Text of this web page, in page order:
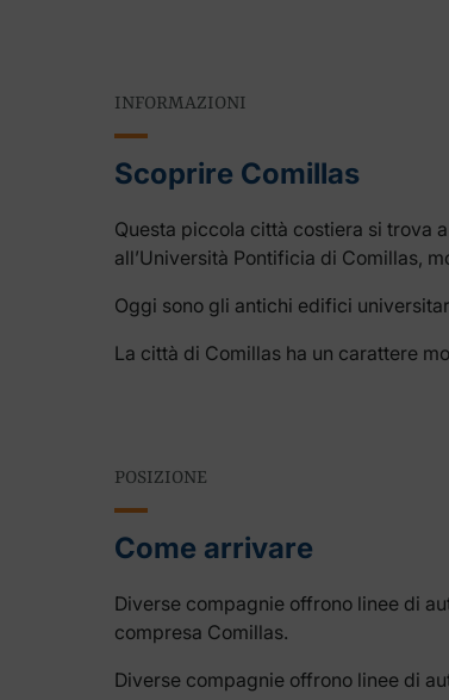
INFORMAZIONI
Scoprire Comillas
Questa piccola città costiera si trova
all’Università Pontificia di Comillas,
Oggi sono gli antichi edifici
La città di Comillas ha un carattere
POSIZIONE
Come arrivare
Diverse compagnie offrono linee di
compresa Comillas.
Diverse compagnie offrono linee di